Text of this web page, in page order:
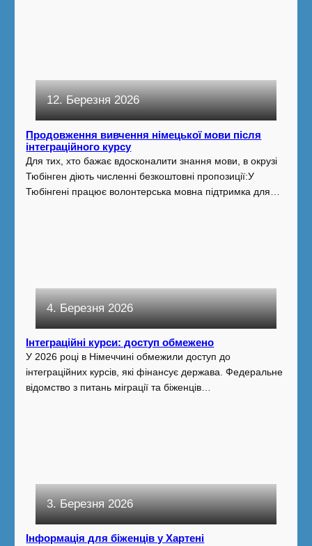
12. Березня 2026
Продовження вивчення німецької мови після
інтеграційного курсу
Для тих, хто бажає вдосконалити знання мови, в окрузі
Тюбінген діють численні безкоштовні пропозиції:У
Тюбінгені працює волонтерська мовна підтримка для…
4. Березня 2026
Інтеграційні курси: доступ обмежено
У 2026 році в Німеччині обмежили доступ до
інтеграційних курсів, які фінансує держава. Федеральне
відомство з питань міграції та біженців…
3. Березня 2026
Інформація для біженців у Хартені